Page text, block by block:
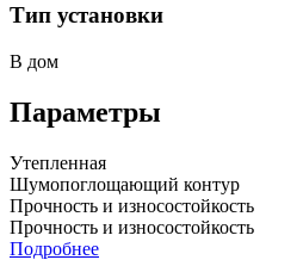
Тип установки
В дом
Параметры
Утепленная
Шумопоглощающий контур
Прочность и износостойкость
Прочность и износостойкость
Подробнее